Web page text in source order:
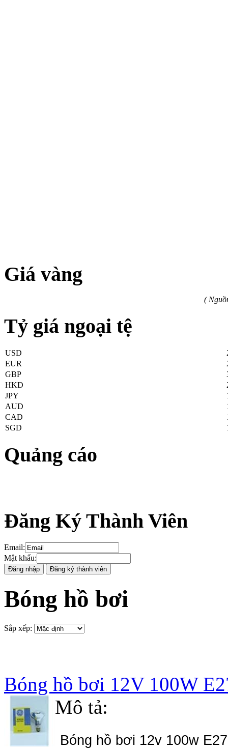
Giá vàng
(
Tỷ giá ngoại tệ
USD
EUR
GBP
HKD
JPY
AUD
CAD
SGD
Quảng cáo
Đăng Ký Thành Viên
Email:
Mật khẩu:
Bóng hồ bơi
Sắp xếp:
Bóng hồ bơi 12V 100W
Mô tả:
Bóng hồ bơi 12v 100w